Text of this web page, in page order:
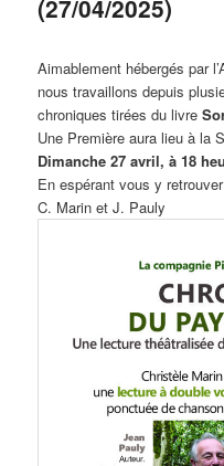
(27/04/2025)
Aimablement hébergés par
nous travaillons depuis
chroniques tirées du livre
Une Première aura lieu à la
Dimanche 27 avril, à 18
En espérant vous y
C. Marin et J. Pauly